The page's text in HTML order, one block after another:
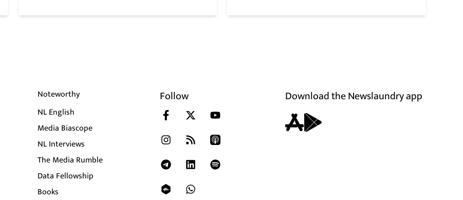
Noteworthy
NL English
Media Biascope
NL Interviews
The Media Rumble
Data Fellowship
Books
Follow Download the Newslaundry app